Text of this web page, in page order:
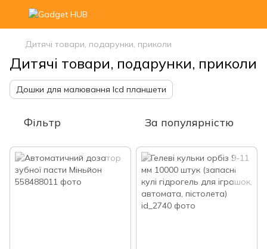
Дитячі товари, подарунки, приколи
Дитячі товари, подарунки, приколи
Дошки для малювання lcd планшети
Фільтр За популярністю